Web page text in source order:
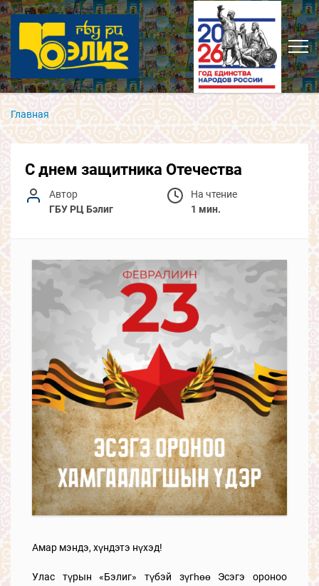
Главная
С днем защитника Отечества
Автор
ГБУ РЦ Бэлиг
На чтение
1 мин.
Амар мэндэ, хүндэтэ нүхэд!
Улас түрын «Бэлиг» түбэй зүгһөө Эсэгэ ороноо